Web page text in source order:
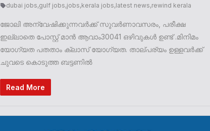
dubai jobs,gulf jobs,jobs,kerala jobs,latest news,rewind kerala
ജോലി അന്വേഷിക്കുന്നവർക്ക് സുവർണാവസരം, പരീക്ഷ
ഇല്ലാതെ പോസ്റ്റ് മാൻ ആവാം30041 ഒഴിവുകൾ ഉണ്ട് .മിനിമം
യോഗ്യത പതതാം ക്ലാസ് യോഗ്യത. താല്പര്യം ഉള്ളവർക്ക്
ചുവടെ കൊടുത്ത ബട്ടണിൽ
Read More